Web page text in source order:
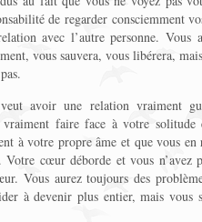
de regarder consciemment
avec l’autre personne. Vous
vous sauvera, vous libérera,
avoir une relation vraiment
vraiment faire face à votre
à votre propre âme et que vous en
Votre cœur déborde et vous n’avez
Vous aurez toujours des
à devenir plus entier, mais vous